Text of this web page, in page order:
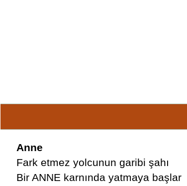
Anne
Fark etmez yolcunun garibi şahı
Bir ANNE karnında yatmaya başlar